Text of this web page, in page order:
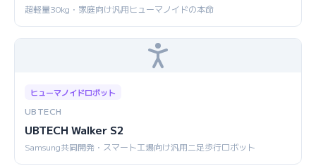
超軽量30kg・家庭向け汎用ヒューマノイドの本命
ヒューマノイドロボット
UBTECH
UBTECH Walker S2
Samsung共同開発・スマート工場向け汎用二足歩行ロボット